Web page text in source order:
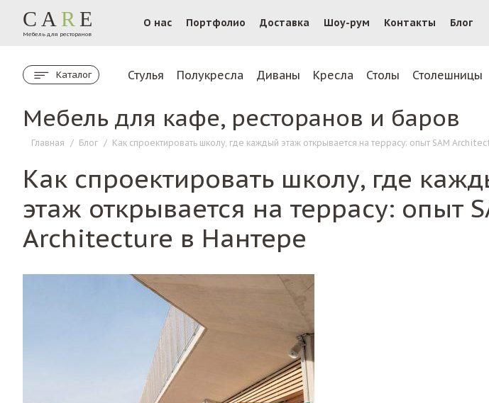
CA R E
Мебель для ресторанов
О нас Портфолио Доставка Шоу-рум Контакты Блог
Каталог Стулья Полукресла Диваны Кресла Столы Столешницы
Мебель для кафе, ресторанов и баров
Главная / Блог / Как спроектировать школу, где каждый этаж открывается на террасу: опыт SAM
Как спроектировать школу, где
этаж открывается на террасу: опыт
Architecture в Нантере